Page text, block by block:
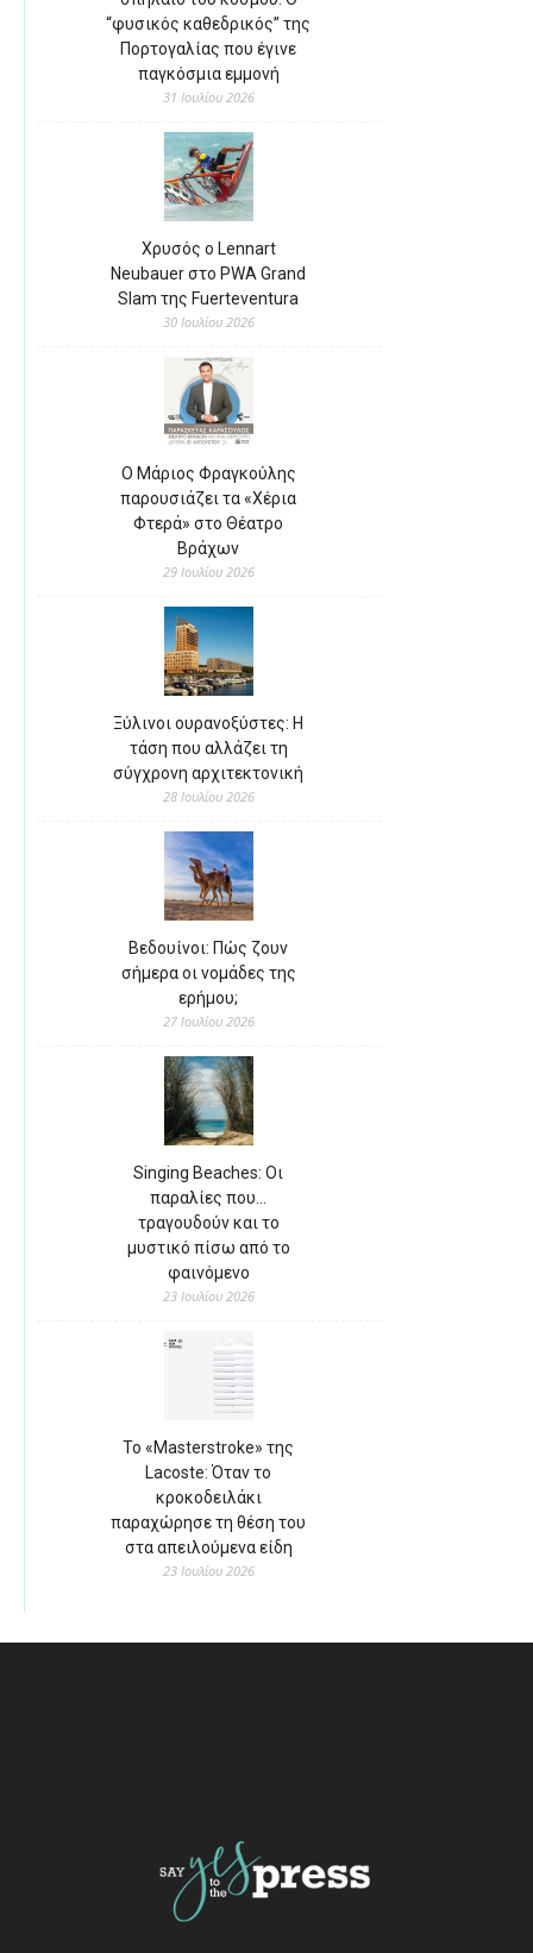
“φυσικός καθεδρικός” της
Πορτογαλίας που έγινε
παγκόσμια εμμονή
31 Ιουλίου 2026
Χρυσός ο Lennart
Neubauer στο PWA Grand
Slam της Fuerteventura
30 Ιουλίου 2026
Ο Μάριος Φραγκούλης
παρουσιάζει τα «Χέρια
Φτερά» στο Θέατρο
Βράχων
29 Ιουλίου 2026
Ξύλινοι ουρανοξύστες: Η
τάση που αλλάζει τη
σύγχρονη αρχιτεκτονική
28 Ιουλίου 2026
Βεδουίνοι: Πώς ζουν
σήμερα οι νομάδες της
ερήμου;
27 Ιουλίου 2026
Singing Beaches: Οι
παραλίες που…
τραγουδούν και το
μυστικό πίσω από το
φαινόμενο
23 Ιουλίου 2026
Το «Masterstroke» της
Lacoste: Όταν το
κροκοδειλάκι
παραχώρησε τη θέση του
στα απειλούμενα είδη
23 Ιουλίου 2026